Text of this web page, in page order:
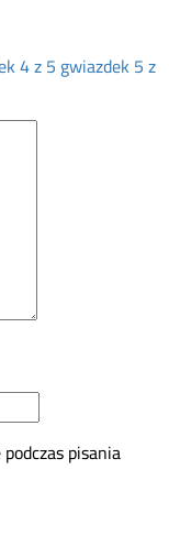
4 z 5 gwiazdek5 z
pisania